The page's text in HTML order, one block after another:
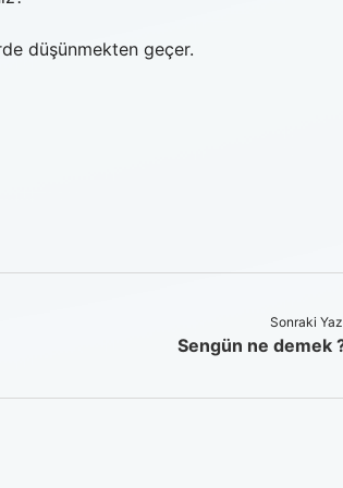
düşünmekten geçer.
Sonraki
Sengün ne demek